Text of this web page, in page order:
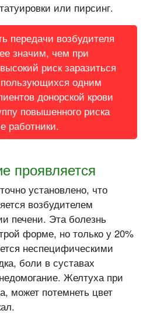
или пирсинг.
передачи возбудителя
значим, чем при
риск заразиться
одним
донорской крови
повышенного риска
работники.
проявляется
установлено, что
возбудителем
печени. Эта болезнь
форме, но только у 20%
неспецифическими
боли в суставах
Желтуха при
может потемнеть цвет